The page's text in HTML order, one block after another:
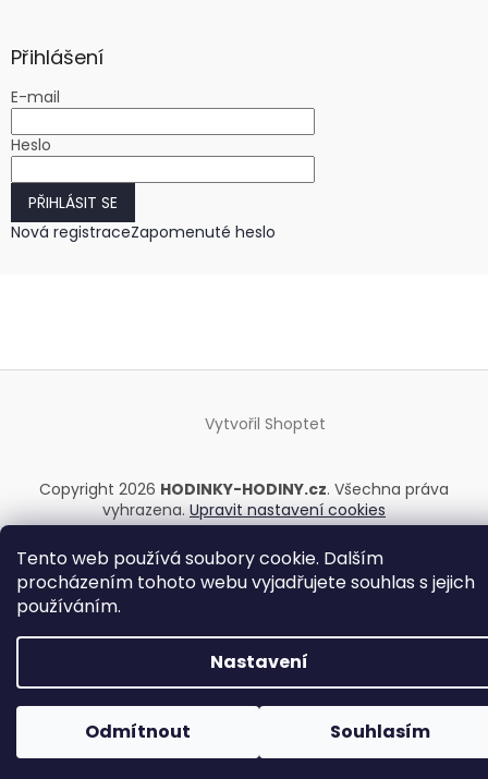
Tento web používá soubory cookie. Dalším
procházením tohoto webu vyjadřujete souhlas s jejich
používáním.
Nastavení
Odmítnout Souhlasím
Přihlášení
E-mail
Heslo
PŘIHLÁSIT SE
Nová registraceZapomenuté heslo
Vytvořil Shoptet
Copyright 2026 HODINKY-HODINY.cz. Všechna práva
vyhrazena.Upravit nastavení cookies